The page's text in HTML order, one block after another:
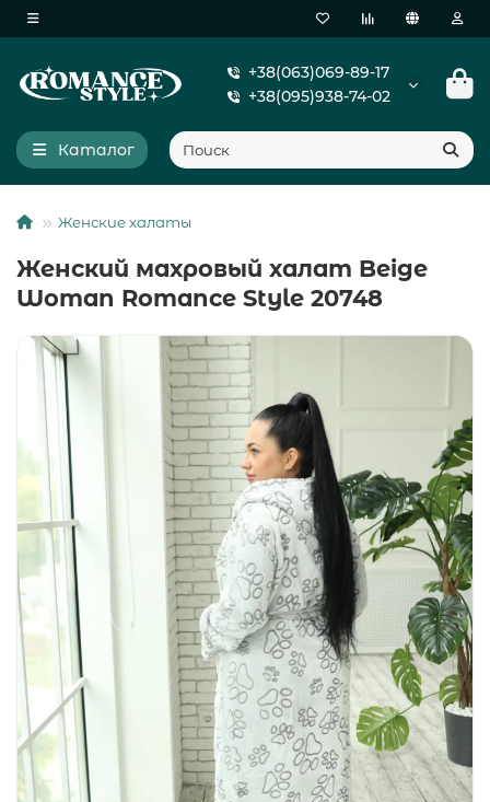
+38(063)069-89-17
+38(095)938-74-02
Каталог
Женские халаты
Женский махровый халат Beige
Woman Romance Style 20748